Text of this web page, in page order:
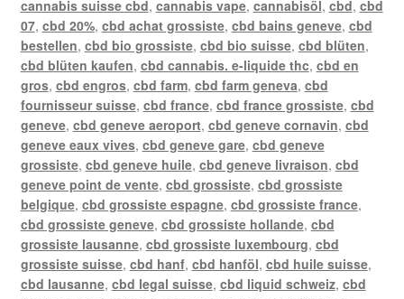
cannabis suisse cbd, cannabis vape, cannabisöl, cbd, cbd
07, cbd 20%, cbd achat grossiste, cbd bains geneve, cbd
bestellen, cbd bio grossiste, cbd bio suisse, cbd blüten,
cbd blüten kaufen, cbd cannabis. e-liquide thc, cbd en
gros, cbd engros, cbd farm, cbd farm geneva, cbd
fournisseur suisse, cbd france, cbd france grossiste, cbd
geneve, cbd geneve aeroport, cbd geneve cornavin, cbd
geneve eaux vives, cbd geneve gare, cbd geneve
grossiste, cbd geneve huile, cbd geneve livraison, cbd
geneve point de vente, cbd grossiste, cbd grossiste
belgique, cbd grossiste espagne, cbd grossiste france,
cbd grossiste geneve, cbd grossiste hollande, cbd
grossiste lausanne, cbd grossiste luxembourg, cbd
grossiste suisse, cbd hanf, cbd hanföl, cbd huile suisse,
cbd lausanne, cbd legal suisse, cbd liquid schweiz, cbd